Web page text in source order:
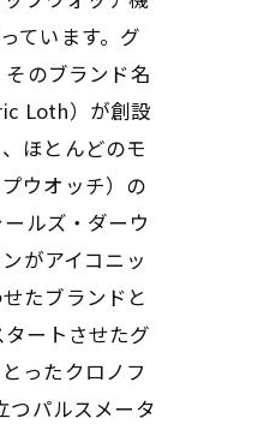
ています。グ
のブランド名
Loth）が創設
ほとんどのモ
ウオッチ）の
ルズ・ダーウ
がアイコニッ
たブランドと
ートさせたグ
ったクロノフ
つパルスメータ